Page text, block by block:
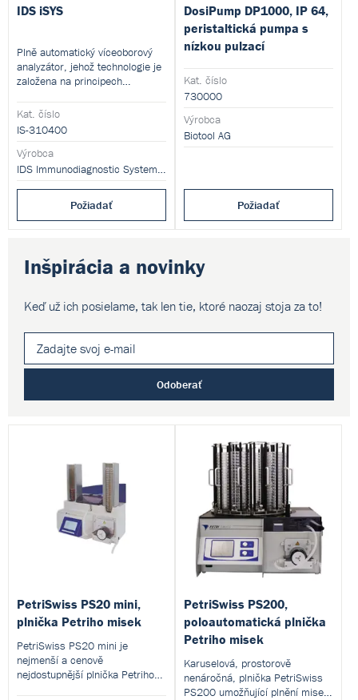
Inšpirácia a novinky
Keď už ich posielame, tak len tie, ktoré naozaj stoja za to!
Odoberať
IDS iSYS
Plně automatický víceoborový
analyzátor, jehož technologie je
založena na principech
absorbance. Umožňuje
stanovení parametrů z oblasti
endokrinologie, autoimunitních a
infekčních onemocnění.
Kat. číslo
IS-310400
Výrobca
IDS Immunodiagnostic Systems GmbH
Požiadať
DosiPump DP1000, IP 64,
peristaltická pumpa s
nízkou pulzací
Kat. číslo
730000
Výrobca
Biotool AG
Požiadať
PetriSwiss PS20 mini,
plnička Petriho misek
PetriSwiss PS20 mini je
nejmenší a cenově
nejdostupnější plnička Petriho
PetriSwiss PS200,
poloautomatická plnička
Petriho misek
Karuselová, prostorově
nenáročná, plnička PetriSwiss
PS200 umožňující plnění misek